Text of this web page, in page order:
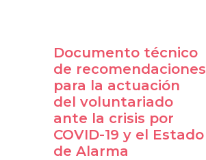
Documento técnico
de recomendaciones
para la actuación
del voluntariado
ante la crisis por
COVID-19 y el Estado
de Alarma